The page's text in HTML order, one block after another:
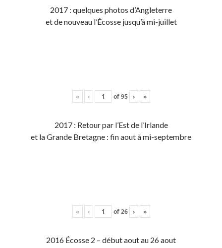
2017 : quelques photos d’Angleterre
et de nouveau l’Écosse jusqu’à mi-juillet
« ‹ of95 › »
2017 : Retour par l’Est de l’Irlande
et la Grande Bretagne : fin aout à mi-septembre
« ‹ of26 › »
2016 Écosse 2 – début aout au 26 aout